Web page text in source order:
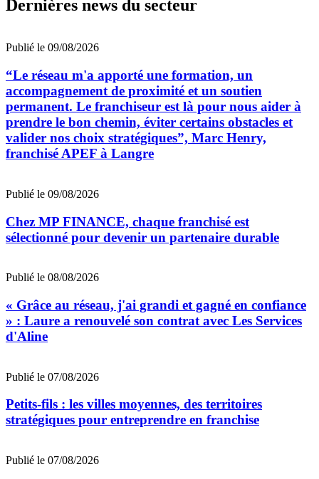
Dernières news du secteur
Publié le 09/08/2026
“Le réseau m'a apporté une formation, un
accompagnement de proximité et un soutien
permanent. Le franchiseur est là pour nous aider à
prendre le bon chemin, éviter certains obstacles et
valider nos choix stratégiques”, Marc Henry,
franchisé APEF à Langre
Publié le 09/08/2026
Chez MP FINANCE, chaque franchisé est
sélectionné pour devenir un partenaire durable
Publié le 08/08/2026
« Grâce au réseau, j'ai grandi et gagné en confiance
» : Laure a renouvelé son contrat avec Les Services
d'Aline
Publié le 07/08/2026
Petits-fils : les villes moyennes, des territoires
stratégiques pour entreprendre en franchise
Publié le 07/08/2026